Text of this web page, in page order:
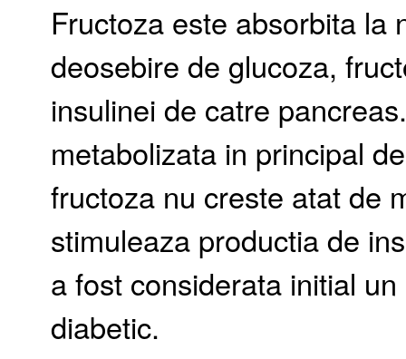
Fructoza este absorbita la
deosebire de glucoza,
insulinei de catre
metabolizata in principal
fructoza nu creste atat de
stimuleaza productia de
a fost considerata initial
diabetic.